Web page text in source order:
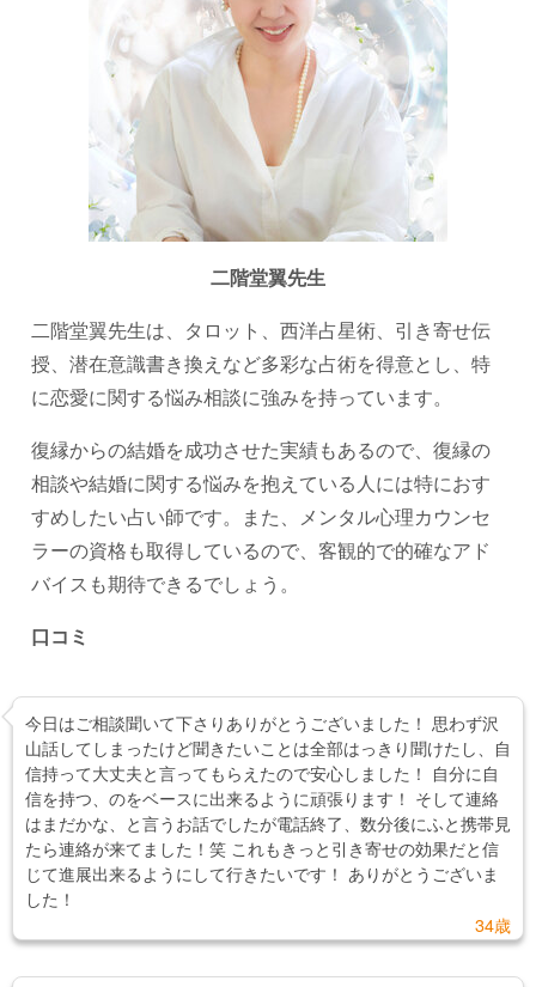
二階堂翼先生
二階堂翼先生は、タロット、西洋占星術、引き寄せ伝
授、潜在意識書き換えなど多彩な占術を得意とし、特
に恋愛に関する悩み相談に強みを持っています。
復縁からの結婚を成功させた実績もあるので、復縁の
相談や結婚に関する悩みを抱えている人には特におす
すめしたい占い師です。また、メンタル心理カウンセ
ラーの資格も取得しているので、客観的で的確なアド
バイスも期待できるでしょう。
口コミ
今日はご相談聞いて下さりありがとうございました！ 思わず沢
山話してしまったけど聞きたいことは全部はっきり聞けたし、自
信持って大丈夫と言ってもらえたので安心しました！ 自分に自
信を持つ、のをベースに出来るように頑張ります！ そして連絡
はまだかな、と言うお話でしたが電話終了、数分後にふと携帯見
たら連絡が来てました！笑 これもきっと引き寄せの効果だと信
じて進展出来るようにして行きたいです！ ありがとうございま
した！
34歳